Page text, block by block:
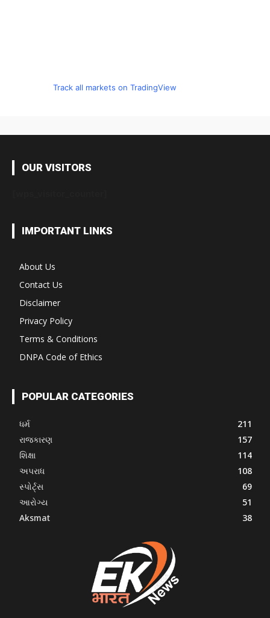
Track all markets on TradingView
OUR VISITORS
IMPORTANT LINKS
About Us
Contact Us
Disclaimer
Privacy Policy
Terms & Conditions
DNPA Code of Ethics
POPULAR CATEGORIES
ધર્મ
211
રાજકારણ
157
શિક્ષા
114
અપરાધ
108
સ્પોર્ટ્સ
69
આરોગ્ય
51
Aksmat
38